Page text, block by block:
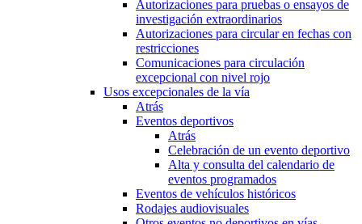
Autorizaciones para pruebas o ensayos de
investigación extraordinarios
Autorizaciones para circular en fechas con
restricciones
Comunicaciones para circulación
excepcional con nivel rojo
Usos excepcionales de la vía
Atrás
Eventos deportivos
Atrás
Celebración de un evento deportivo
Alta y consulta del calendario de
eventos programados
Eventos de vehículos históricos
Rodajes audiovisuales